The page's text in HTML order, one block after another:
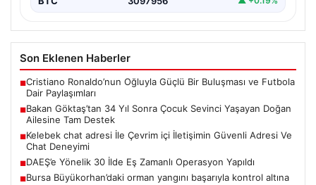
Son Eklenen Haberler
■Cristiano Ronaldo’nun Oğluyla Güçlü Bir Buluşması ve Futbola
Dair Paylaşımları
■Bakan Göktaş’tan 34 Yıl Sonra Çocuk Sevinci Yaşayan Doğan
Ailesine Tam Destek
■Kelebek chat adresi İle Çevrim içi İletişimin Güvenli Adresi Ve
Chat Deneyimi
■DAEŞ’e Yönelik 30 İlde Eş Zamanlı Operasyon Yapıldı
■Bursa Büyükorhan’daki orman yangını başarıyla kontrol altına